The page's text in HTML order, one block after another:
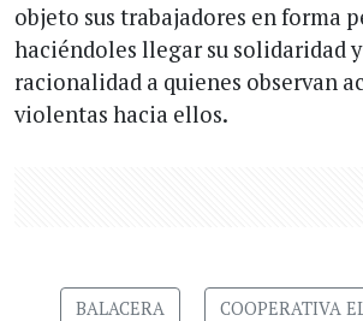
objeto sus trabajadores en forma
haciéndoles llegar su solidaridad
racionalidad a quienes observan
violentas hacia ellos.
BALACERA COOPERATIVA